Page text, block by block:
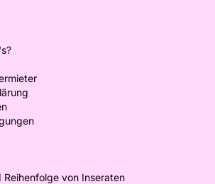
von Inseraten